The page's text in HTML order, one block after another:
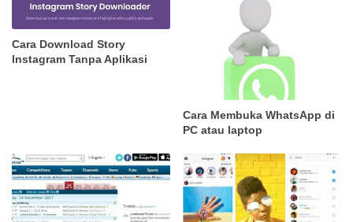
Cara Download Story
Instagram Tanpa Aplikasi
Cara Membuka WhatsApp di
PC atau laptop